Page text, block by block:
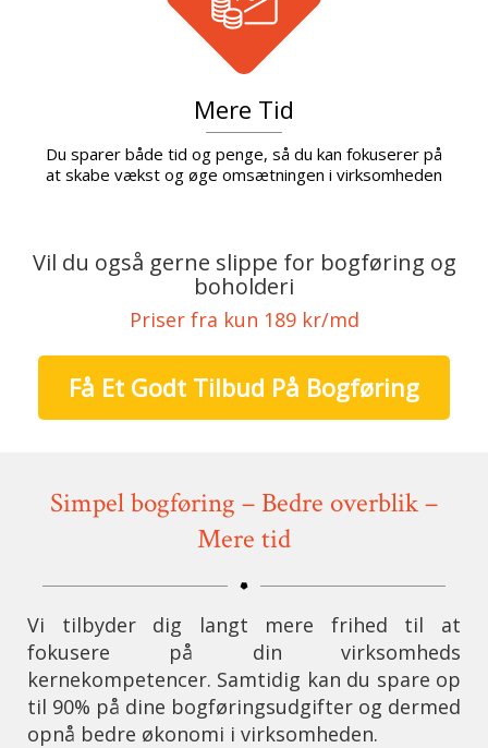
Mere Tid
Du sparer både tid og penge, så du kan fokuserer på
at skabe vækst og øge omsætningen i virksomheden
Vil du også gerne slippe for bogføring og
boholderi
Priser fra kun 189 kr/md
Få Et Godt Tilbud På Bogføring
Simpel bogføring – Bedre overblik –
Mere tid
Vi tilbyder dig langt mere frihed til at
fokusere på din virksomheds
kernekompetencer. Samtidig kan du spare op
til 90% på dine bogføringsudgifter og dermed
opnå bedre økonomi i virksomheden.